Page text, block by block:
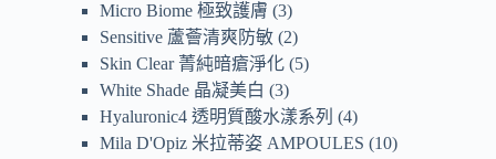
Micro Biome 極致護膚 3
Sensitive 蘆薈清爽防敏 2
Skin Clear 菁純暗瘡淨化 5
White Shade 晶凝美白
3
Hyaluronic4 透明質酸水漾系列
4
Mila D'Opiz 米拉蒂姿 AMPOULES
10